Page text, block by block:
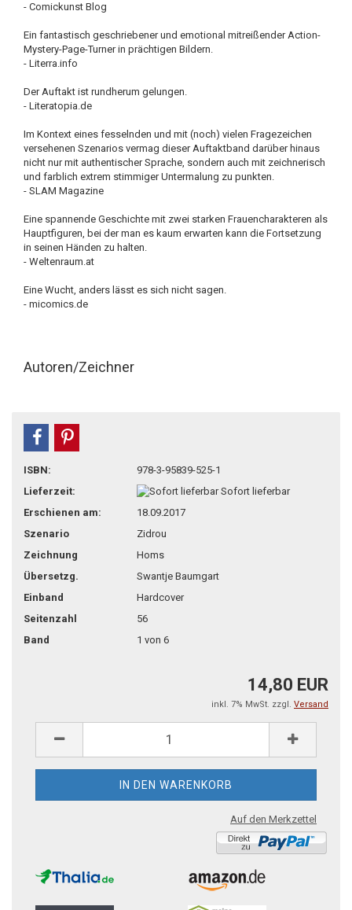
- Comickunst Blog
Ein fantastisch geschriebener und emotional mitreißender Action-
Mystery-Page-Turner in prächtigen Bildern.
- Literra.info
Der Auftakt ist rundherum gelungen.
- Literatopia.de
Im Kontext eines fesselnden und mit (noch) vielen Fragezeichen
versehenen Szenarios vermag dieser Auftaktband darüber hinaus
nicht nur mit authentischer Sprache, sondern auch mit zeichnerisch
und farblich extrem stimmiger Untermalung zu punkten.
- SLAM Magazine
Eine spannende Geschichte mit zwei starken Frauencharakteren als
Hauptfiguren, bei der man es kaum erwarten kann die Fortsetzung
in seinen Händen zu halten.
- Weltenraum.at
Eine Wucht, anders lässt es sich nicht sagen.
- micomics.de
Autoren/Zeichner
teilen
ISBN:
978-3-95839-525-1
Lieferzeit:
Sofort lieferbar
Erschienen am:
18.09.2017
Szenario
Zidrou
Zeichnung
Homs
Übersetzg.
Swantje Baumgart
Einband
Hardcover
Seitenzahl
56
Band
1 von 6
14,80 EUR
inkl. 7% MwSt. zzgl. Versand
Auf den Merkzettel